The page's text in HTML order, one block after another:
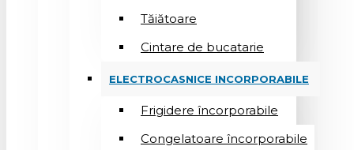
Tăiătoare
Cintare de bucatarie
ELECTROCASNICE INCORPORABILE
Frigidere încorporabile
Congelatoare încorporabile